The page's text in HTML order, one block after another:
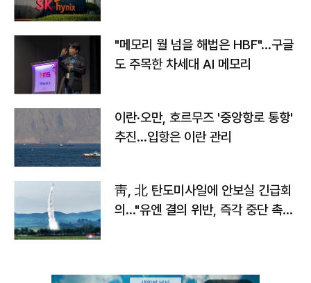
"메모리 월 넘을 해법은 HBF"…구글
도 주목한 차세대 AI 메모리
이란·오만, 호르무즈 '중앙항로 통항'
추진…입항은 이란 관리
靑, 北 탄도미사일에 안보실 긴급회
의…"유엔 결의 위반, 즉각 중단 촉